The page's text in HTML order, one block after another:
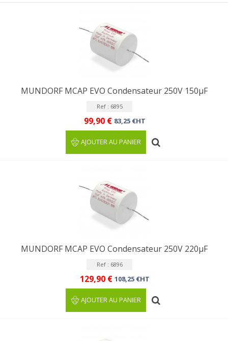
MUNDORF MCAP EVO Condensateur 250V 150µF
Ref : 6895
99,90 € 83,25 €HT
AJOUTER AU PANIER
MUNDORF MCAP EVO Condensateur 250V 220µF
Ref : 6896
129,90 € 108,25 €HT
AJOUTER AU PANIER